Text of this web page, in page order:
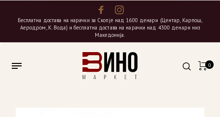
Бесплатна достава на нарачки за Скопје над 1600 денари (Центар, Карпош,
Аеродром, К. Вода) и бесплатна достава на нарачки над 4300 денари низ
Македонија.
0